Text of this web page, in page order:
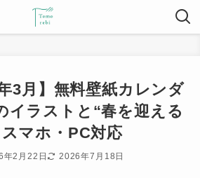
3月】無料壁紙カレンダ
イラストと“春を迎える
マホ・PC対応
年2月22日 2026年7月18日